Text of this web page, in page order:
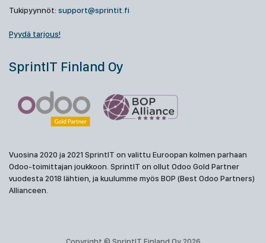
Tukipyynnöt: support@sprintit.fi
Pyydä tarjous!
SprintIT Finland Oy
Vuosina 2020 ja 2021 SprintIT on valittu Euroopan kolmen parhaan
Odoo-toimittajan joukkoon. SprintIT on ollut Odoo Gold Partner
vuodesta 2018 lähtien, ja kuulumme myös BOP (Best Odoo Partners)
Allianceen.
Copyright © SprintIT Finland Oy 2026